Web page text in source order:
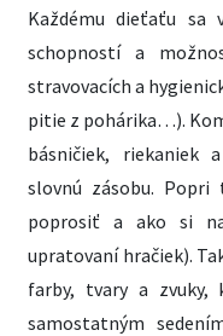
Každému dieťaťu sa
schopností a
stravovacích a
pitie z pohárika…).
básničiek, riekaniek
slovnú zásobu.
poprosiť a ako si
upratovaní hračiek).
farby, tvary a zvuky,
samostatným